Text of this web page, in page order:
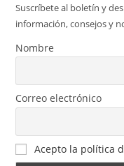
Suscríbete al boletín y
información, consejos y
Nombre
Correo electrónico
Acepto la política